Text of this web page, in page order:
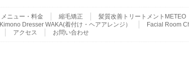
メニュー・料金 縮毛矯正 髪質改善トリートメントMETEO
Kimono Dresser WAKA(着付け・ヘアアレンジ）
Facial Room
アクセス お問い合わせ